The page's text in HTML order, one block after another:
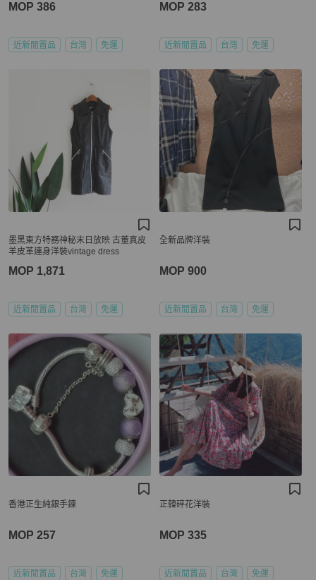
MOP 386
近新閒置品 台灣 免運
MOP 283
近新閒置品 台灣 免運
墨黑東方特務神秘末日放映 古董真皮
羊皮革連身洋裝vintage dress
MOP 1,871
近新閒置品 台灣 免運
全新品牌洋裝
MOP 900
近新閒置品 台灣 免運
香港正生純銀手鍊
MOP 257
近新閒置品 台灣 免運
正韓碎花洋裝
MOP 335
近新閒置品 台灣 免運